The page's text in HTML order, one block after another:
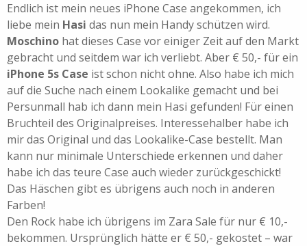
Endlich ist mein neues iPhone Case angekommen, ich
liebe mein Hasi das nun mein Handy schützen wird.
Moschino hat dieses Case vor einiger Zeit auf den Markt
gebracht und seitdem war ich verliebt. Aber € 50,- für ein
iPhone 5s Case ist schon nicht ohne. Also habe ich mich
auf die Suche nach einem Lookalike gemacht und bei
Persunmall hab ich dann mein Hasi gefunden! Für einen
Bruchteil des Originalpreises. Interessehalber habe ich
mir das Original und das Lookalike-Case bestellt. Man
kann nur minimale Unterschiede erkennen und daher
habe ich das teure Case auch wieder zurückgeschickt!
Das Häschen gibt es übrigens auch noch in anderen
Farben!
Den Rock habe ich übrigens im Zara Sale für nur € 10,-
bekommen. Ursprünglich hätte er € 50,- gekostet – war